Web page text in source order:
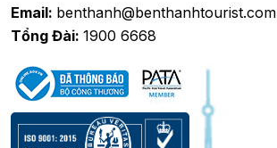
Email: benthanh@benthanhtourist.com
Tổng Đài: 1900 6668